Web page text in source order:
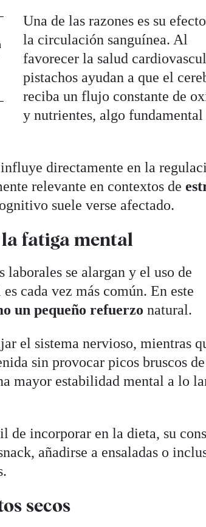
Una de las razones es su
la circulación sanguínea. Al
favorecer la salud
pistachos ayudan a que el
reciba un flujo constante de
y nutrientes, algo fundamental
directamente en la
relevante en contextos de
suele verse afectado.
fatiga mental
se alargan y el uso de
cada vez más común. En este
un pequeño refuerzo natural.
el sistema nervioso, mientras
sin provocar picos bruscos de
mayor estabilidad mental a lo
de incorporar en la dieta, su
añadirse a ensaladas o
secos